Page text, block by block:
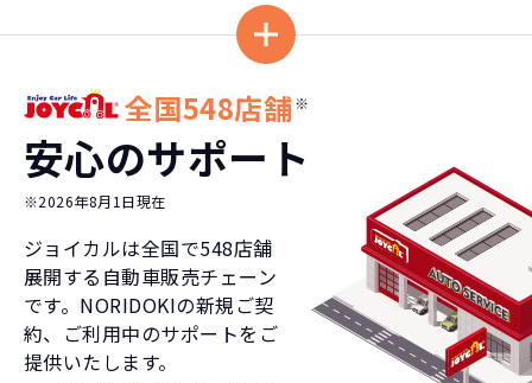
全国548店舗※
安心のサポート
※2026年8月1日現在
ジョイカルは全国で548店舗
展開する自動車販売チェーン
です。NORIDOKIの新規ご契
約、ご利用中のサポートをご
提供いたします。